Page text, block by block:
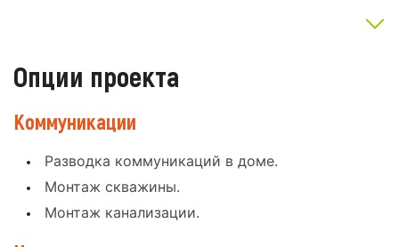
Опции проекта
Коммуникации
Разводка коммуникаций в доме.
Монтаж скважины.
Монтаж канализации.